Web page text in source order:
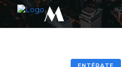
M
ENTÉRATE